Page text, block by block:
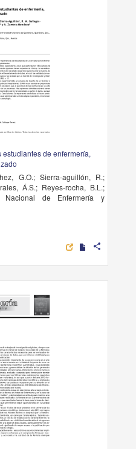
de enfermería,
G.O.; Sierra-aguillón, R.;
Á.S.; Reyes-rocha, B.L.;
Nacional de Enfermería y
share